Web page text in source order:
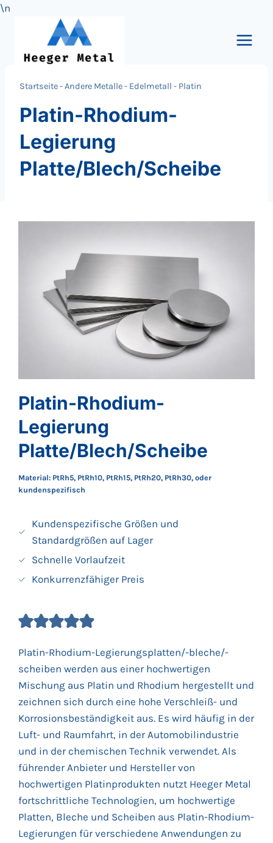
\n
springen
Startseite-Andere Metalle- Edelmetall - Platin
Platin-Rhodium-
Legierung
Platte/Blech/Scheibe
Platin-Rhodium-
Legierung
Platte/Blech/Scheibe
Material: PtRh5, PtRh10, PtRh15, PtRh20, PtRh30, oder
kundenspezifisch
Kundenspezifische Größen und
Standardgrößen auf Lager
Schnelle Vorlaufzeit
Konkurrenzfähiger Preis
Platin-Rhodium-Legierungsplatten/-bleche/-
scheiben werden aus einer hochwertigen
Mischung aus Platin und Rhodium hergestellt und
zeichnen sich durch eine hohe Verschleiß- und
Korrosionsbeständigkeit aus. Es wird häufig in der
Luft- und Raumfahrt, in der Automobilindustrie
und in der chemischen Technik verwendet. Als
führender Anbieter und Hersteller von
hochwertigen Platinprodukten nutzt Heeger Metal
fortschrittliche Technologien, um hochwertige
Platten, Bleche und Scheiben aus Platin-Rhodium-
Legierungen für verschiedene Anwendungen zu